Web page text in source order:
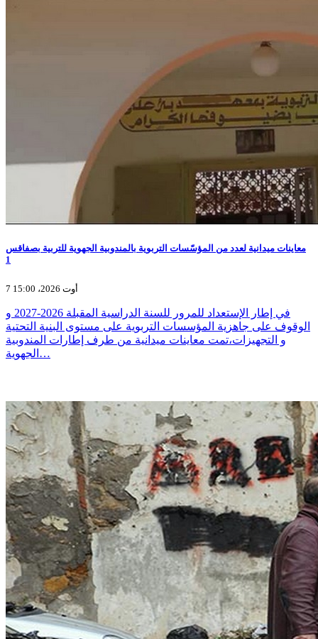
معاينات ميدانية لعدد من المؤسّسات التربوية بالمندوبية الجهوية للتربية بصفاقس
1
7 أوت 2026، 15:00
في إطار الإستعداد للمرور للسنة الدراسية المقبلة 2026-2027 و
الوقوف على جاهزية المؤسسات التربوية على مستوى البنية التحتية
و التجهيزات،تمت معاينات ميدانية من طرف إطارات المندوبية
الجهوية…